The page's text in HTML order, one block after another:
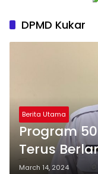
DPMD Kukar
Berita Utama
Program
Terus
March 14, 2024